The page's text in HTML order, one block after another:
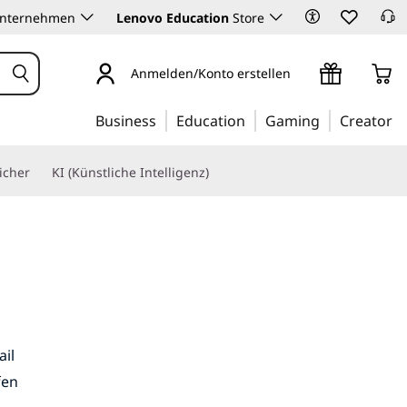
Lenovo Education Store
Anmelden/Konto erstellen
Business Education Gaming Creator
KI (Künstliche Intelligenz)